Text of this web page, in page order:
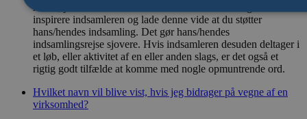
At tilføje en lille kommentar når du donerer er en god måde at
inspirere indsamleren og lade denne vide at du støtter
hans/hendes indsamling. Det gør hans/hendes
indsamlingsrejse sjovere. Hvis indsamleren desuden deltager i
et løb, eller aktivitet af en eller anden slags, er det også et
rigtig godt tilfælde at komme med nogle opmuntrende ord.
Hvilket navn vil blive vist, hvis jeg bidrager på vegne af en
virksomhed?
Nødvendige Analyse Markedsføring
Nødvendige cookies er en forudsætning for at hjemmesiden kan
kan være ifm. opstart eller for at muliggøre nogle af hjemmesidens
funktionalitet, herunder også cookie samtykke.